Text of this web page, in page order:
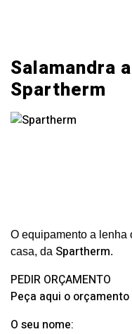
Salamandra
Spartherm
O equipamento a lenha
casa, da Spartherm.
PEDIR ORÇAMENTO
Peça aqui o
O seu nome: